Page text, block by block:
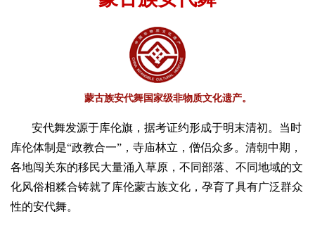
蒙古族安代舞国家级非物质文化遗产。
安代舞发源于库伦旗，据考证约形成于明末清初。当时
库伦体制是“政教合一”，寺庙林立，僧侣众多。清朝中期，
各地闯关东的移民大量涌入草原，不同部落、不同地域的文
化风俗相糅合铸就了库伦蒙古族文化，孕育了具有广泛群众
性的安代舞。